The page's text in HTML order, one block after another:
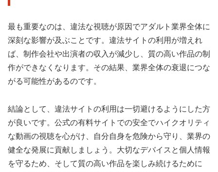
最も重要なのは、違法な視聴が原因でアダルト業界全体に
深刻な影響が及ぶことです。違法サイトの利用が増えれ
ば、制作会社や出演者の収入が減少し、質の高い作品の制
作ができなくなります。その結果、業界全体の衰退につな
がる可能性があるのです。
結論として、違法サイトの利用は一切避けるようにした方
が良いです。公式の有料サイトでの安全でハイクオリティ
な動画の視聴を心がけ、自分自身を危険から守り、業界の
健全な発展に貢献しましょう。大切なデバイスと個人情報
を守るため、そして質の高い作品を楽しみ続けるために